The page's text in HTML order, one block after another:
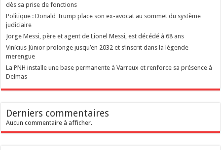
dès sa prise de fonctions
Politique : Donald Trump place son ex-avocat au sommet du système
judiciaire
Jorge Messi, père et agent de Lionel Messi, est décédé à 68 ans
Vinícius Júnior prolonge jusqu’en 2032 et s’inscrit dans la légende
merengue
La PNH installe une base permanente à Varreux et renforce sa présence à
Delmas
Derniers commentaires
Aucun commentaire à afficher.